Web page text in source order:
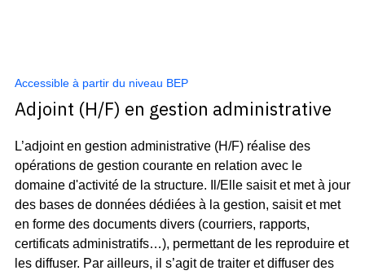
Accessible à partir du niveau BEP
Adjoint (H/F) en gestion administrative
L’adjoint en gestion administrative (H/F) réalise des
opérations de gestion courante en relation avec le
domaine d'activité de la structure. Il/Elle saisit et met à jour
des bases de données dédiées à la gestion, saisit et met
en forme des documents divers (courriers, rapports,
certificats administratifs…), permettant de les reproduire et
les diffuser. Par ailleurs, il s’agit de traiter et diffuser des